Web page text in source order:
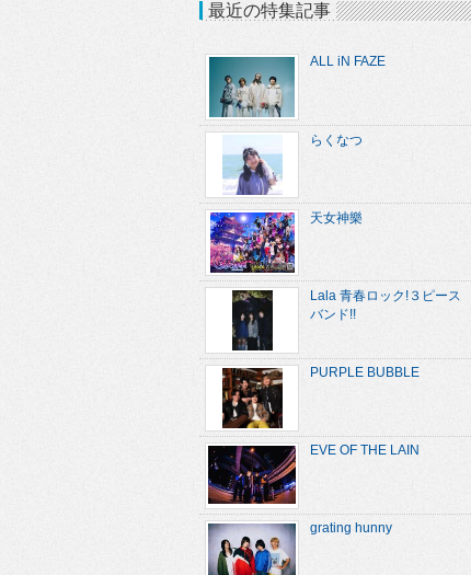
最近の特集記事
ALL iN FAZE
らくなつ
天女神樂
Lala 青春ロック!３ピース
バンド!!
PURPLE BUBBLE
EVE OF THE LAIN
grating hunny